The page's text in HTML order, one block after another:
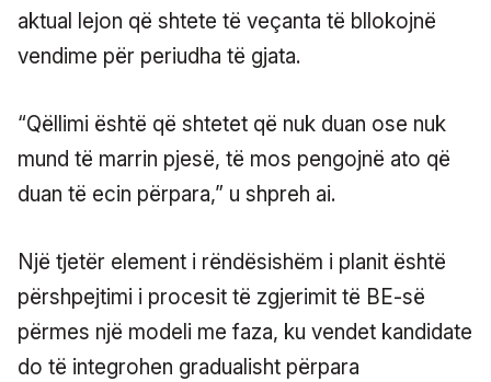
aktual lejon që shtete të veçanta të bllokojnë
vendime për periudha të gjata.
“Qëllimi është që shtetet që nuk duan ose nuk
mund të marrin pjesë, të mos pengojnë ato që
duan të ecin përpara,” u shpreh ai.
Një tjetër element i rëndësishëm i planit është
përshpejtimi i procesit të zgjerimit të BE-së
përmes një modeli me faza, ku vendet kandidate
do të integrohen gradualisht përpara